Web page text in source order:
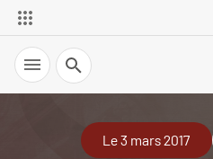
Recherche
Le 3 mars 2017